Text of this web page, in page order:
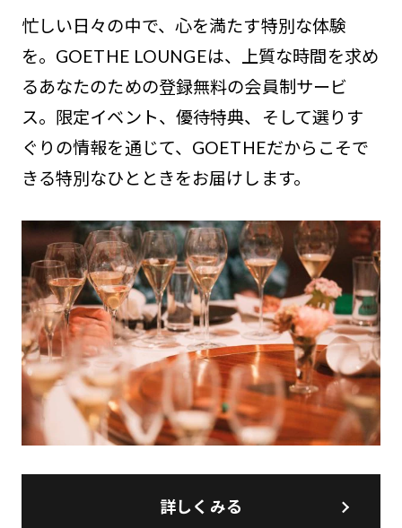
忙しい日々の中で、心を満たす特別な体験
を。GOETHE LOUNGEは、上質な時間を求め
るあなたのための登録無料の会員制サービ
ス。限定イベント、優待特典、そして選りす
ぐりの情報を通じて、GOETHEだからこそで
きる特別なひとときをお届けします。
詳しくみる